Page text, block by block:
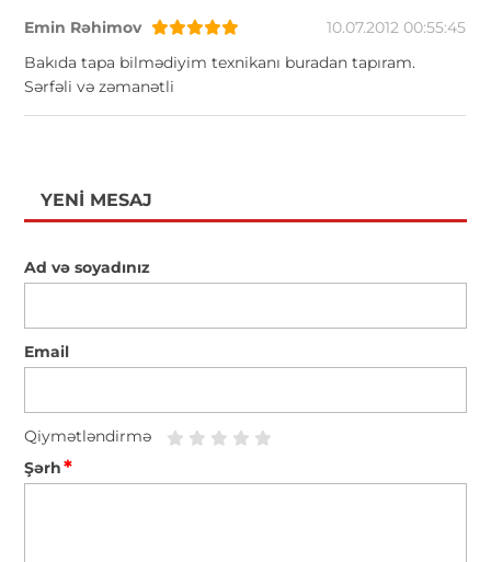
Emin Rəhimov
10.07.2012 00:55:45
Bakıda tapa bilmədiyim texnikanı buradan tapıram.
Sərfəli və zəmanətli
YENI MESAJ
Ad və soyadınız
Email
Qiymətləndirmə
Şərh*